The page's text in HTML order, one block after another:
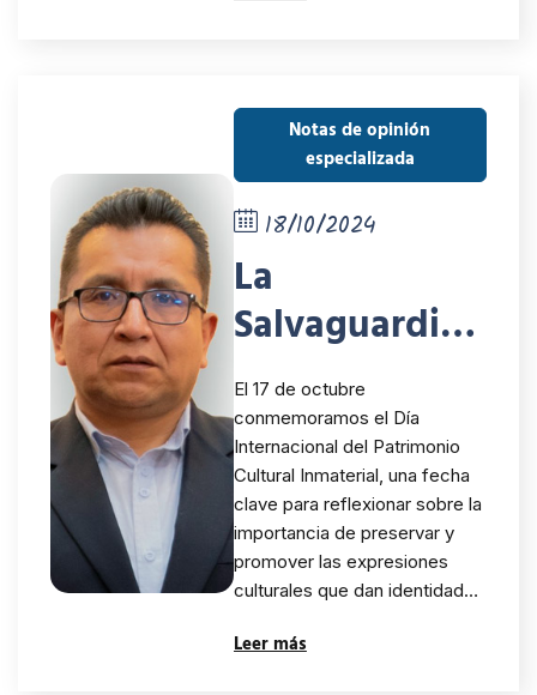
Notas de opinión
especializada
18/10/2024
La
Salvaguardia
del
Patrimonio
Cultural
Inmaterial: Un
Compromiso
con los
Derechos
El 17 de octubre
conmemoramos el Día
Internacional del Patrimonio
Cultural Inmaterial, una fecha
clave para reflexionar sobre la
importancia de preservar y
promover las expresiones
culturales que dan identidad…
Leer más